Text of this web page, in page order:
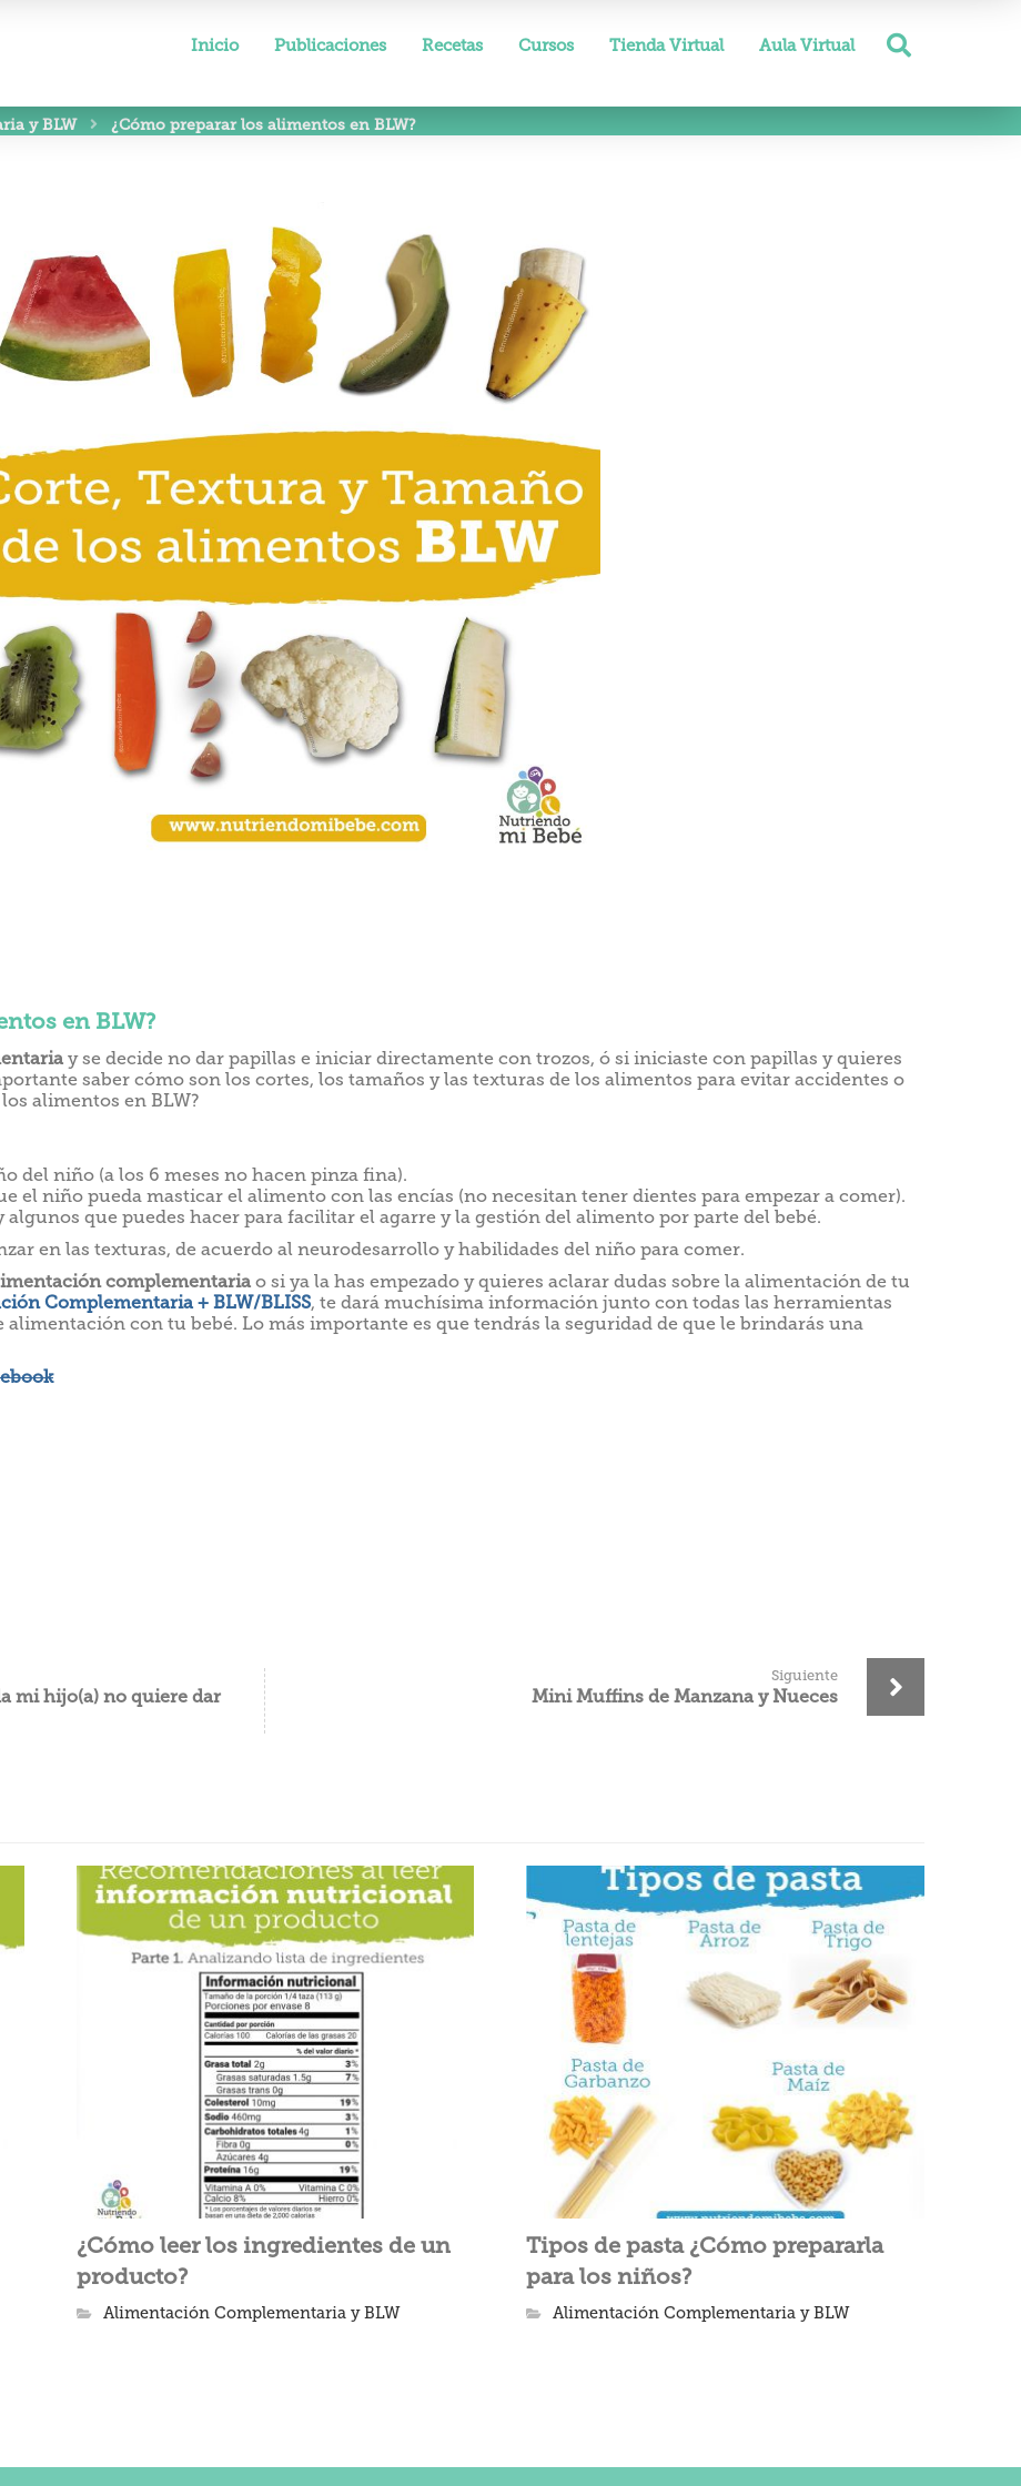
Inicio Publicaciones Recetas Cursos Tienda Virtual Aula Virtual
y BLW ¿Cómo preparar los alimentos en BLW?
en BLW?
y se decide no dar papillas e iniciar directamente con trozos, ó si iniciaste con papillas y quieres
saber cómo son los cortes, los tamaños y las texturas de los alimentos para evitar accidentes o
alimentos en BLW?
del niño (a los 6 meses no hacen pinza fina).
el niño pueda masticar el alimento con las encías (no necesitan tener dientes para empezar a comer).
algunos que puedes hacer para facilitar el agarre y la gestión del alimento por parte del bebé.
en las texturas, de acuerdo al neurodesarrollo y habilidades del niño para comer.
complementaria o si ya la has empezado y quieres aclarar dudas sobre la alimentación de tu
Complementaria + BLW/BLISS, te dará muchísima información junto con todas las herramientas
alimentación con tu bebé. Lo más importante es que tendrás la seguridad de que le brindarás una
mi hijo(a) no quiere dar
Siguiente
Mini Muffins de Manzana y Nueces
¿Cómo leer los ingredientes de un
producto?
Alimentación Complementaria y BLW
Tipos de pasta ¿Cómo prepararla
para los niños?
Alimentación Complementaria y BLW